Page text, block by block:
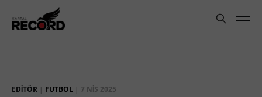
EDITÖR | FUTBOL | 7 NIS 2025